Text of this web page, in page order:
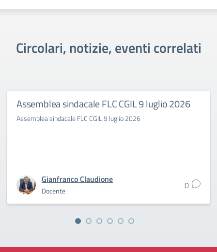
Circolari, notizie, eventi correlati
Assemblea sindacale FLC CGIL 9 luglio 2026
Assemblea sindacale FLC CGIL 9 luglio 2026
Gianfranco Claudione
Docente 0